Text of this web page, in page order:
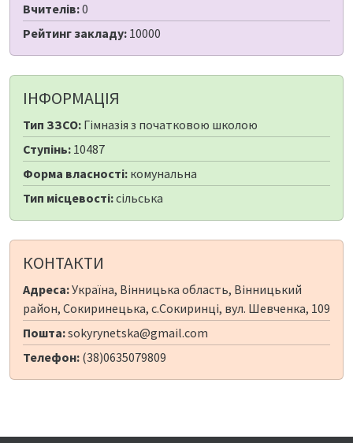
Вчителів:0
Рейтинг закладу: 10000
ІНФОРМАЦІЯ
Тип ЗЗСО: Гімназія з початковою школою
Ступінь: 10487
Форма власності: комунальна
Тип місцевості:сільська
КОНТАКТИ
Адреса:Україна, Вінницька область, Вінницький
район, Сокиринецька, с.Сокиринці, вул. Шевченка, 109
Пошта:sokyrynetska@gmail.com
Телефон: (38)0635079809